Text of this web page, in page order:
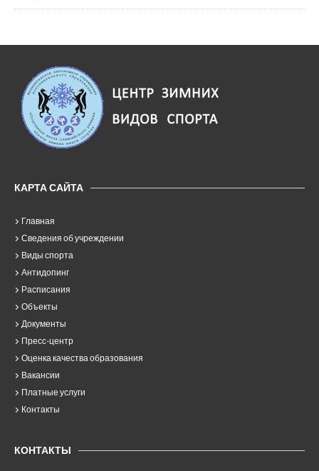
КАРТА САЙТА
Главная
Сведения об учреждении
Виды спорта
Антидопинг
Расписания
Объекты
Документы
Пресс-центр
Оценка качества образования
Вакансии
Платные услуги
Контакты
КОНТАКТЫ